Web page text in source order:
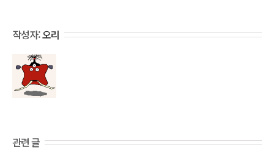
작성자:오리
관련 글